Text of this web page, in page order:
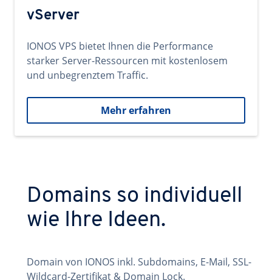
vServer
IONOS VPS bietet Ihnen die Performance
starker Server-Ressourcen mit kostenlosem
und unbegrenztem Traffic.
Mehr erfahren
Domains so individuell
wie Ihre Ideen.
Domain von IONOS inkl. Subdomains, E-Mail, SSL-
Wildcard-Zertifikat & Domain Lock.